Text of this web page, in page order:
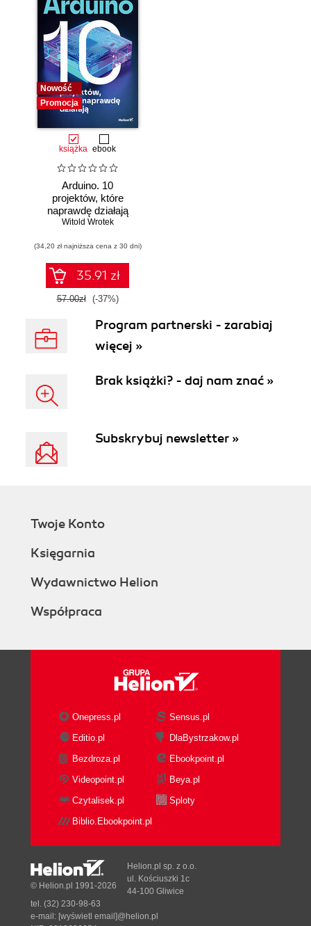
Nowość
Promocja
książka ebook
Arduino. 10
projektów, które
naprawdę działają
Witold Wrotek
(34,20 zł najniższa cena z 30 dni)
35.91 zł
57.00zł (-37%)
Program partnerski - zarabiaj
więcej »
Brak książki? - daj nam znać »
Subskrybuj newsletter »
Twoje Konto
Księgarnia
Wydawnictwo Helion
Współpraca
Onepress.pl
Sensus.pl
Editio.pl
DlaBystrzakow.pl
Bezdroza.pl
Ebookpoint.pl
Videopoint.pl
Beya.pl
Czytalisek.pl
Sploty
Biblio.Ebookpoint.pl
© Helion.pl 1991-2026
Helion.pl sp. z o.o.
ul. Kościuszki 1c
44-100 Gliwice
tel. (32) 230-98-63
e-mail: [wyświetl email]@helion.pl